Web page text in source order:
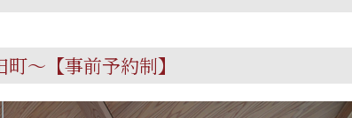
～【事前予約制】